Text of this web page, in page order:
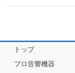
トップ
プロ音響機器